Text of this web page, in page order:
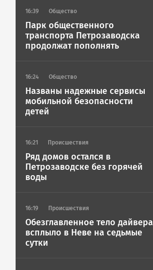
16:39 Общество
Парк общественного
транспорта Петрозаводска
продолжат пополнять
16:24 Общество
Названы надежные сервисы
мобильной безопасности
детей
16:21 Происшествия
Ряд домов остался в
Петрозаводске без горячей
воды
16:19 Происшествия
Обезглавленное тело дайвера
всплыло в Неве на седьмые
сутки